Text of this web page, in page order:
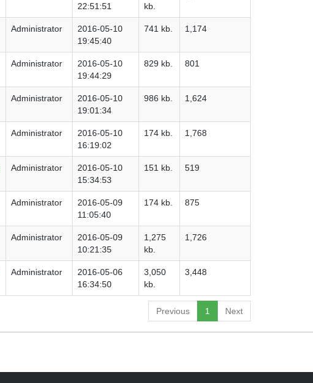
22:51:51
kb.
Administrator
2016-05-10
19:45:40
741 kb. 1,174
Administrator
2016-05-10
19:44:29
829 kb. 801
Administrator
2016-05-10
19:01:34
986 kb. 1,624
Administrator
2016-05-10
16:19:02
174 kb. 1,768
Administrator
2016-05-10
15:34:53
151 kb. 519
Administrator
2016-05-09
11:05:40
174 kb. 875
Administrator
2016-05-09
10:21:35
1,275
kb.
1,726
Administrator
2016-05-06
16:34:50
3,050
kb.
3,448
Previous 1 Next